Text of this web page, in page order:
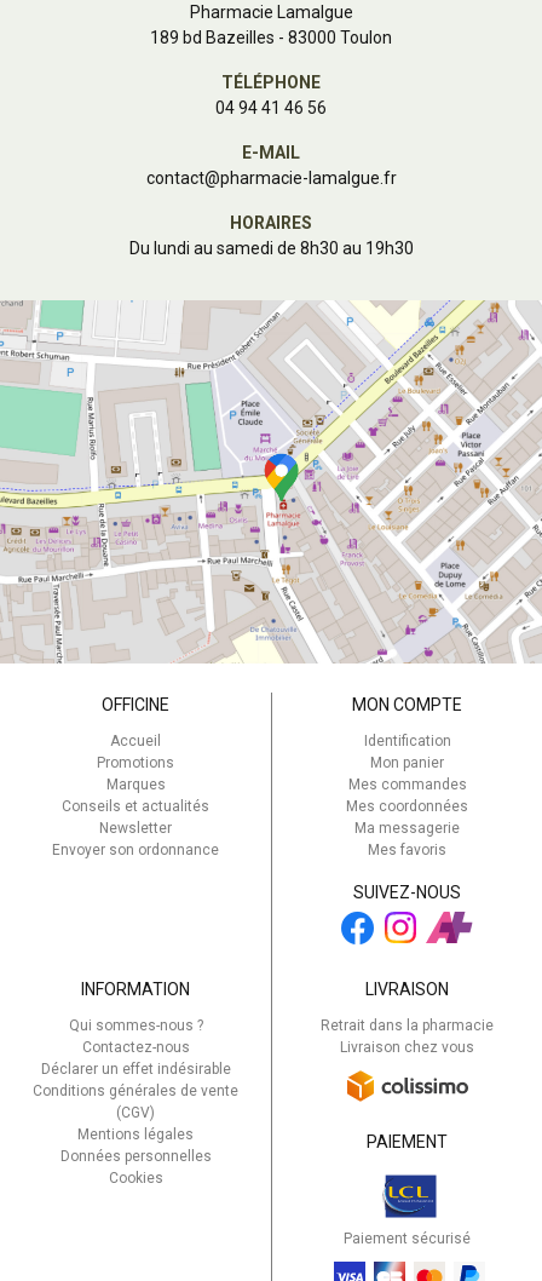
Pharmacie Lamalgue
189 bd Bazeilles - 83000 Toulon
TÉLÉPHONE
04 94 41 46 56
E-MAIL
contact@pharmacie-lamalgue.fr
HORAIRES
Du lundi au samedi de 8h30 au 19h30
OFFICINE
Accueil
Promotions
Marques
Conseils et actualités
Newsletter
Envoyer son ordonnance
MON COMPTE
Identification
Mon panier
Mes commandes
Mes coordonnées
Ma messagerie
Mes favoris
SUIVEZ-NOUS
INFORMATION
Qui sommes-nous ?
Contactez-nous
Déclarer un effet indésirable
Conditions générales de vente
(CGV)
Mentions légales
Données personnelles
Cookies
LIVRAISON
Retrait dans la pharmacie
Livraison chez vous
PAIEMENT
Paiement sécurisé